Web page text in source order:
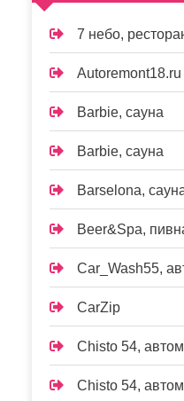
7 небо,
Autoremont18.ru
Barbie, сауна
Barbie, сауна
Barselona,
Beer&Spa,
Car_Wash55,
CarZip
Chisto 54,
Chisto 54,